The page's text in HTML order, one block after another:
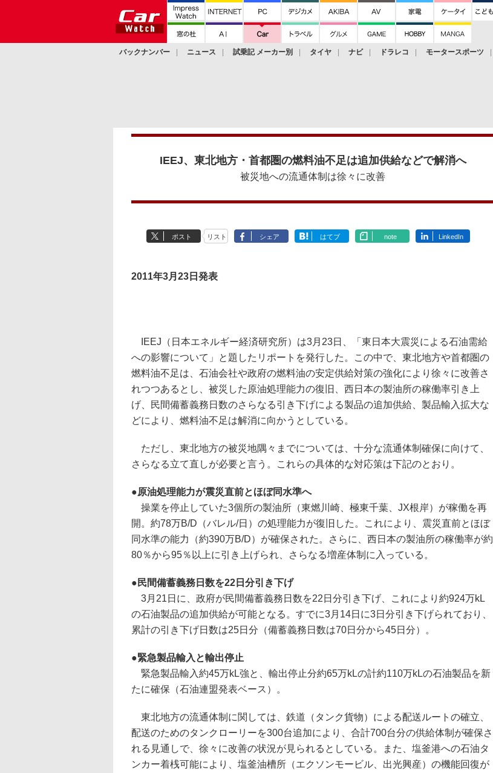
バックナンバー ニュース 試乗記 メーカー別 タイヤ ナビ ドラレコ モータースポーツ
IEEJ、東北地方・首都圏の燃料油不足は追加供給などで解消へ
被災地への流通体制は徐々に改善
ポスト リスト シェア はてブ note LinkedIn
2011年3月23日発表
IEEJ（日本エネルギー経済研究所）は3月23日、「東日本大震災による石油需給
への影響について」と題したリポートを発行した。この中で、東北地方や首都圏の
燃料油不足は、石油会社や政府の燃料油の安定供給対策の強化により徐々に改善さ
れつつあるとし、被災した原油処理能力の復旧、西日本の製油所の稼働率引き上
げ、民間備蓄義務日数のさらなる引き下げによる製品の追加供給、製品輸入拡大な
どにより、燃料油不足は解消に向かうとしている。
ただし、東北地方の被災地隅々までについては、十分な流通体制確保に向けて、
さらなる立て直しが必要と言う。これらの具体的な対応策は下記のとおり。
●原油処理能力が震災直前とほぼ同水準へ
操業を停止していた3個所の製油所（東燃川崎、極東千葉、JX根岸）が稼働を再
開。約78万B/D（バレル/日）の処理能力が復旧した。これにより、震災直前とほぼ
同水準の能力（約390万B/D）が確保された。さらに、西日本の製油所の稼働率が約
80％から95％以上に引き上げられ、さらなる増産体制に入っている。
● 民間備蓄義務日数を22日分引き下げ
3月21日に、政府が民間備蓄義務日数を22日分引き下げ、これにより約924万kL
の石油製品の追加供給が可能となる。すでに3月14日に3日分引き下げられており、
累計の引き下げ日数は25日分（備蓄義務日数は70日分から45日分）。
●緊急製品輸入と輸出停止
緊急製品輸入約45万kL強と、輸出停止分約65万kLの計約110万kLの石油製品を新
たに確保（石油連盟発表ベース）。
東北地方の流通体制に関しては、鉄道（タンク貨物）による配送ルートの確立、
配送のためのタンクローリーを300台追加により、合計700台分の供給体制が確保さ
れる見通しで、徐々に改善の状況が見られるとしている。また、塩釜港への石油タ
ンカー着桟可能により、塩釜油槽所（エクソンモービル、出光興産）の機能回復が